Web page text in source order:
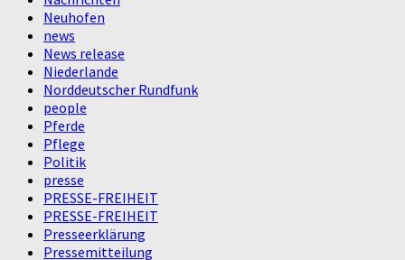
Neuhofen
news
News release
Niederlande
Norddeutscher Rundfunk
people
Pferde
Pflege
Politik
presse
PRESSE-FREIHEIT
PRESSE-FREIHEIT
Presseerklärung
Pressemitteilung